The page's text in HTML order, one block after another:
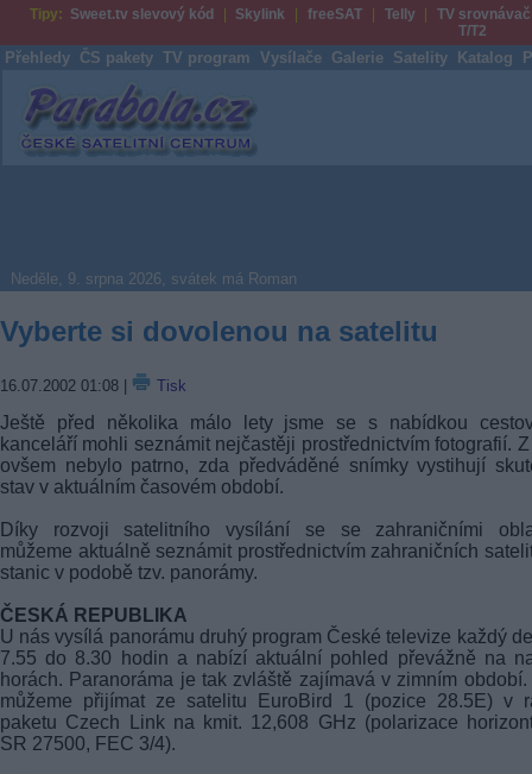
Tipy: Sweet.tv slevový kód Skylink freeSAT Telly
TV srovnávač
T/T2
Přehledy ČS pakety TV program Vysílače Galerie Satelity Katalog
Parabola.cz
Neděle, 9. srpna 2026, svátek má Roman
Vyberte si dovolenou na satelitu
16.07.2002 01:08 Tisk
Ještě před několika málo lety jsme se s nabídkou
kanceláří mohli seznámit nejčastěji prostřednictvím fotografií.
ovšem nebylo patrno, zda předváděné snímky vystihují
stav v aktuálním časovém období.
Díky rozvoji satelitního vysílání se se zahraničními
můžeme aktuálně seznámit prostřednictvím zahraničních
stanic v podobě tzv. panorámy.
ČESKÁ REPUBLIKA
U nás vysílá panorámu druhý program České televize každý
7.55 do 8.30 hodin a nabízí aktuální pohled převážně na
horách. Paranoráma je tak zvláště zajímavá v zimním
můžeme přijímat ze satelitu EuroBird 1 (pozice 28.5E) v
paketu Czech Link na kmit. 12,608 GHz (polarizace
SR 27500, FEC 3/4).